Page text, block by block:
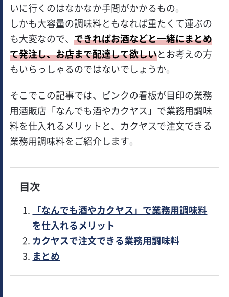
いに行くのはなかなか手間がかかるもの。
しかも大容量の調味料ともなれば重たくて運ぶの
も大変なので、できればお酒などと一緒にまとめ
て発注し、お店まで配達して欲しいとお考えの方
もいらっしゃるのではないでしょうか。
そこでこの記事では、ピンクの看板が目印の業務
用酒販店「なんでも酒やカクヤス」で業務用調味
料を仕入れるメリットと、カクヤスで注文できる
業務用調味料をご紹介します。
目次
「なんでも酒やカクヤス」で業務用調味料
を仕入れるメリット
カクヤスで注文できる業務用調味料
まとめ